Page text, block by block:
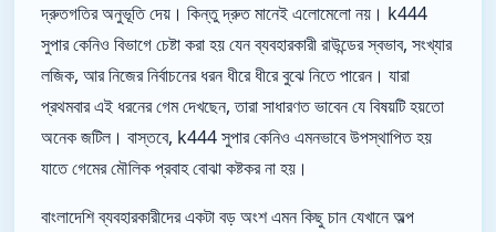
দ্রুতগতির অনুভূতি দেয়। কিন্তু দ্রুত মানেই এলোমেলো নয়। k444
সুপার কেনিও বিভাগে চেষ্টা করা হয় যেন ব্যবহারকারী রাউন্ডের স্বভাব, সংখ্যার
লজিক, আর নিজের নির্বাচনের ধরন ধীরে ধীরে বুঝে নিতে পারেন। যারা
প্রথমবার এই ধরনের গেম দেখছেন, তারা সাধারণত ভাবেন যে বিষয়টি হয়তো
অনেক জটিল। বাস্তবে, k444 সুপার কেনিও এমনভাবে উপস্থাপিত হয়
যাতে গেমের মৌলিক প্রবাহ বোঝা কষ্টকর না হয়।
বাংলাদেশি ব্যবহারকারীদের একটা বড় অংশ এমন কিছু চান যেখানে অল্প